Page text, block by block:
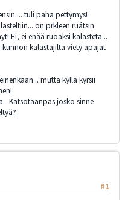
tuli paha pettymys!
on prkleen ruåtsin
Ei, ei enää ruoaksi kalasteta...
kalastajilta viety apajat
mutta kyllä kyrsii
- Katsotaanpas josko sinne
#1